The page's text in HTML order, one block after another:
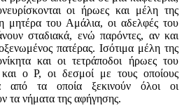
οι ήρωες και μέλη της
μητέρα του Αμάλια, οι αδελφές του
σταδιακά, ενώ παρόντες, αν και
πατέρας. Ισότιμα μέλη της
και οι τετράποδοι ήρωες του
ο Ρ, οι δεσμοί με τους οποίους
από τα οποία ξεκινούν όλοι οι
τα νήματα της αφήγησης.